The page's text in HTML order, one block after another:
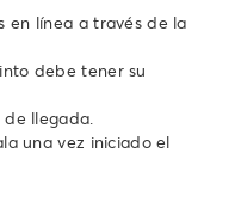
en línea a través de la
debe tener su
de llegada.
una vez iniciado el